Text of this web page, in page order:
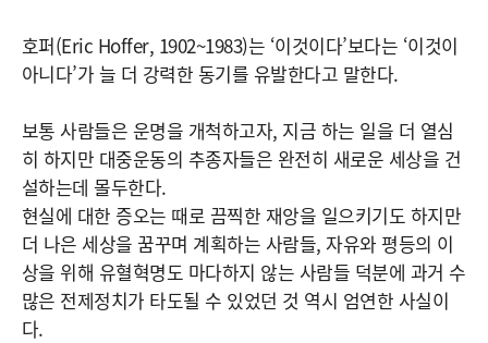
호퍼(Eric Hoffer, 1902~1983)는 ‘이것이다’보다는 ‘이것이
아니다’가 늘 더 강력한 동기를 유발한다고 말한다.
보통 사람들은 운명을 개척하고자, 지금 하는 일을 더 열심
히 하지만 대중운동의 추종자들은 완전히 새로운 세상을 건
설하는데 몰두한다.
현실에 대한 증오는 때로 끔찍한 재앙을 일으키기도 하지만
더 나은 세상을 꿈꾸며 계획하는 사람들, 자유와 평등의 이
상을 위해 유혈혁명도 마다하지 않는 사람들 덕분에 과거 수
많은 전제정치가 타도될 수 있었던 것 역시 엄연한 사실이
다.